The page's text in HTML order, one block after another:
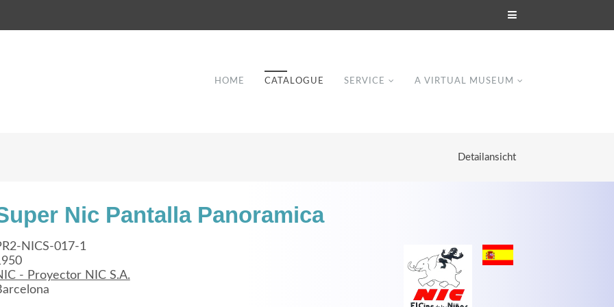
HOME CATALOGUE SERVICE A VIRTUAL MUSEUM
Detailansicht
Nic Pantalla Panoramica
NICS-017-1
- Proyector NIC S.A.
adipiscing elit. Aenean commodo ligula eget
Lorem ipsum dolor sit amet, consectetuer
adipiscing elit. Aenean commodo ligula eget
dolor.